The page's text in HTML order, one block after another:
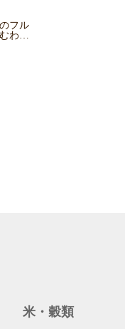
除
月中
フル
わか
米・穀類